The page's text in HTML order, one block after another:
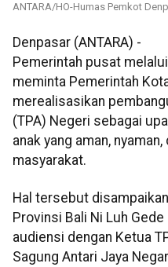
ANTARA/HO-Humas Pemkot
Denpasar (ANTARA) -
Pemerintah pusat
meminta Pemerintah
merealisasikan
(TPA) Negeri sebagai
anak yang aman,
masyarakat.
Hal tersebut
Provinsi Bali Ni Luh
audiensi dengan Ketua
Sagung Antari Jaya